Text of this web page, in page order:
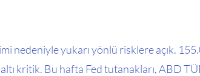
nedeniyle yukarı yönlü risklere açık.
kritik. Bu hafta Fed tutanakları, ABD